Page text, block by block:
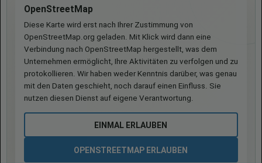
OpenStreetMap
Diese Karte wird erst nach Ihrer Zustimmung von
OpenStreetMap.org geladen. Mit Klick wird dann eine
Verbindung nach OpenStreetMap hergestellt, was dem
Unternehmen ermöglicht, Ihre Aktivitäten zu verfolgen und zu
protokollieren. Wir haben weder Kenntnis darüber, was genau
mit den Daten geschieht, noch darauf einen Einfluss. Sie
nutzen diesen Dienst auf eigene Verantwortung.
EINMAL ERLAUBEN
OPENSTREETMAP ERLAUBEN